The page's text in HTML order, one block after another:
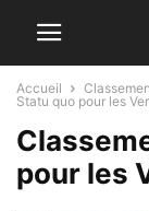
Accueil
Statu quo pour les
pour les